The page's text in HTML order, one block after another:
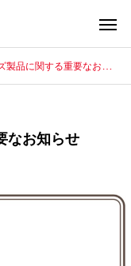
品に関する重要なお知らせ
なお知らせ